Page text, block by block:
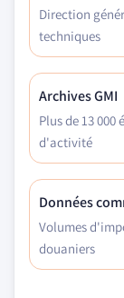
Direction
techniques
Archives GMI
Plus de 13 000
d'activité
Données
Volumes
douaniers